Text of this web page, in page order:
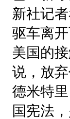
新社记
驱车离
美国的
说，放
德米特
国宪法